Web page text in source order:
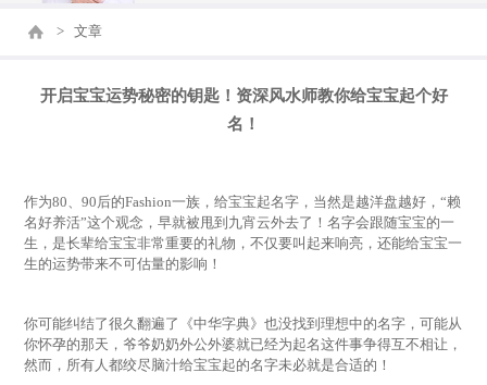
> 文章
开启宝宝运势秘密的钥匙！资深风水师教你给宝宝起个好
名！
作为80、90后的Fashion一族，给宝宝起名字，当然是越洋盘越好，“赖
名好养活”这个观念，早就被甩到九宵云外去了！名字会跟随宝宝的一
生，是长辈给宝宝非常重要的礼物，不仅要叫起来响亮，还能给宝宝一
生的运势带来不可估量的影响！
你可能纠结了很久翻遍了《中华字典》也没找到理想中的名字，可能从
你怀孕的那天，爷爷奶奶外公外婆就已经为起名这件事争得互不相让，
然而，所有人都绞尽脑汁给宝宝起的名字未必就是合适的！